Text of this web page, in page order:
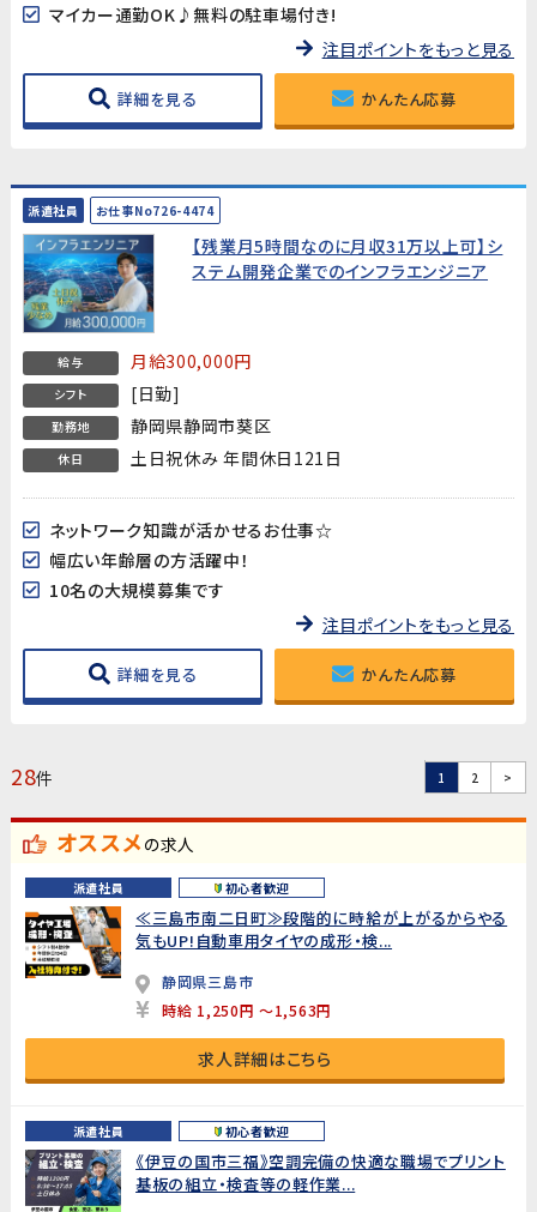
マイカー通勤OK♪無料の駐車場付き!
注目ポイントをもっと見る
詳細を見る かんたん応募
派遣社員 お仕事No726-4474
【残業月5時間なのに月収31万以上可】シ
ステム開発企業でのインフラエンジニア
給与 月給300,000円
シフト [日勤]
勤務地 静岡県静岡市葵区
休日 土日祝休み 年間休日121日
ネットワーク知識が活かせるお仕事☆
幅広い年齢層の方活躍中！
10名の大規模募集です
注目ポイントをもっと見る
詳細を見る かんたん応募
28件 1 2 >
オススメの求人
派遣社員 初心者歓迎
≪三島市南二日町≫段階的に時給が上がるからやる
気もUP!自動車用タイヤの成形・検...
静岡県三島市
時給 1,250円 ～1,563円
求人詳細はこちら
派遣社員 初心者歓迎
《伊豆の国市三福》空調完備の快適な職場でプリント
基板の組立・検査等の軽作業...